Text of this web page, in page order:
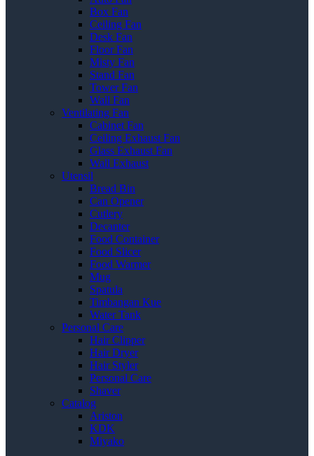
Box Fan
Ceiling Fan
Desk Fan
Floor Fan
Misty Fan
Stand Fan
Tower Fan
Wall Fan
Ventilating Fan
Cabinet Fan
Ceiling Exhaust Fan
Glass Exhaust Fan
Wall Exhaust
Utensil
Bread Bin
Can Opener
Cutlery
Decanter
Food Container
Food Slicer
Food Warmer
Mug
Spatula
Timbangan Kue
Water Tank
Personal Care
Hair Clipper
Hair Dryer
Hair Styler
Personal Care
Shaver
Catalog
Ariston
KDK
Miyako